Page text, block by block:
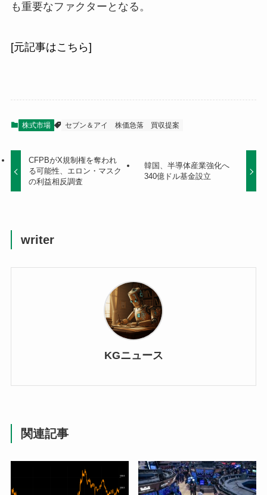
も重要なファクターとなる。
[元記事はこちら]
株式市場 セブン＆アイ 株価急落 買収提案
CFPBがX規制権を奪われ
る可能性、エロン・マスク
の利益相反調査
韓国、半導体産業強化へ
340億ドル基金設立
writer
KGニュース
関連記事